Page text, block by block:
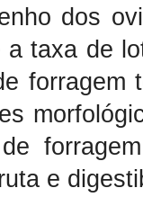
dos
a taxa de
forragem
e